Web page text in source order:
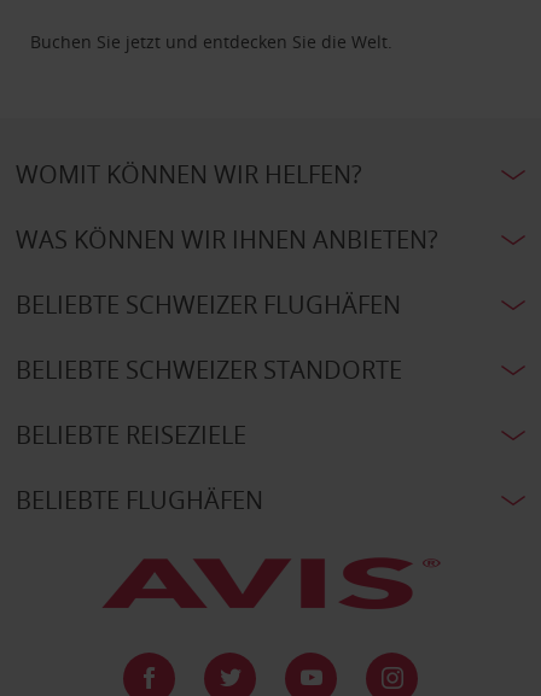
Buchen Sie jetzt und entdecken Sie die Welt.
WOMIT KÖNNEN WIR HELFEN?
WAS KÖNNEN WIR IHNEN ANBIETEN?
BELIEBTE SCHWEIZER FLUGHÄFEN
BELIEBTE SCHWEIZER STANDORTE
BELIEBTE REISEZIELE
BELIEBTE FLUGHÄFEN